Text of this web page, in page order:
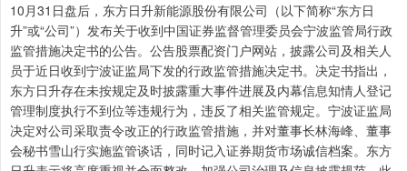
10月31日盘后，东方日升新能源股份有限公司（以下简称“东方日
升”或“公司”）发布关于收到中国证券监督管理委员会宁波监管局行政
监管措施决定书的公告。公告股票配资门户网站，披露公司及相关人
员于近日收到宁波证监局下发的行政监管措施决定书。决定书指出，
东方日升存在未按规定及时披露重大事件进展及内幕信息知情人登记
管理制度执行不到位等违规行为，违反了相关监管规定。宁波证监局
决定对公司采取责令改正的行政监管措施，并对董事长林海峰、董事
会秘书雪山行实施监管谈话，同时记入证券期货市场诚信档案。东方